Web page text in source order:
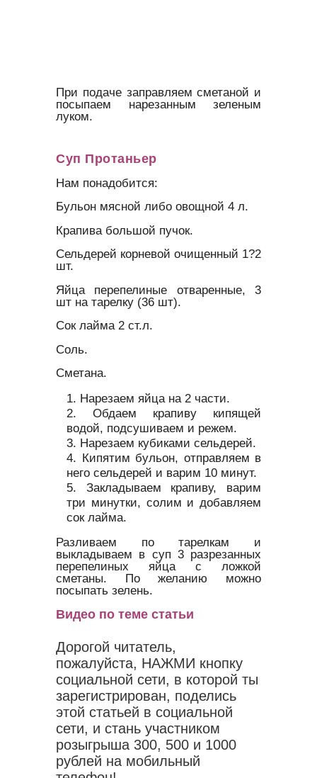
При подаче заправляем сметаной и
посыпаем нарезанным зеленым
луком.
Суп Протаньер
Нам понадобится:
Бульон мясной либо овощной 4 л.
Крапива большой пучок.
Сельдерей корневой очищенный 1?2
шт.
Яйца перепелиные отваренные, 3
шт на тарелку (36 шт).
Сок лайма 2 ст.л.
Соль.
Сметана.
Нарезаем яйца на 2 части.
Обдаем крапиву кипящей
водой, подсушиваем и режем.
Нарезаем кубиками сельдерей.
Кипятим бульон, отправляем в
него сельдерей и варим 10 минут.
Закладываем крапиву, варим
три минутки, солим и добавляем
сок лайма.
Разливаем по тарелкам и
выкладываем в суп 3 разрезанных
перепелиных яйца с ложкой
сметаны. По желанию можно
посыпать зелень.
Видео по теме статьи
Дорогой читатель,
пожалуйста, НАЖМИ кнопку
социальной сети, в которой ты
зарегистрирован, поделись
этой статьей в социальной
сети, и стань участником
розыгрыша 300, 500 и 1000
рублей на мобильный